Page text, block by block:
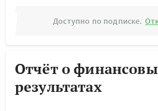
Доступно по подписке.
Отчёт о
результатах